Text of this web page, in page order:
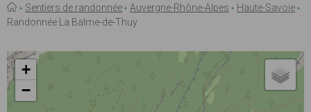
Fil
d'Ariane
Sentiers de randonnée Auvergne-Rhône-Alpes
Haute-Savoie
Randonnée La Balme-de-Thuy
+
−